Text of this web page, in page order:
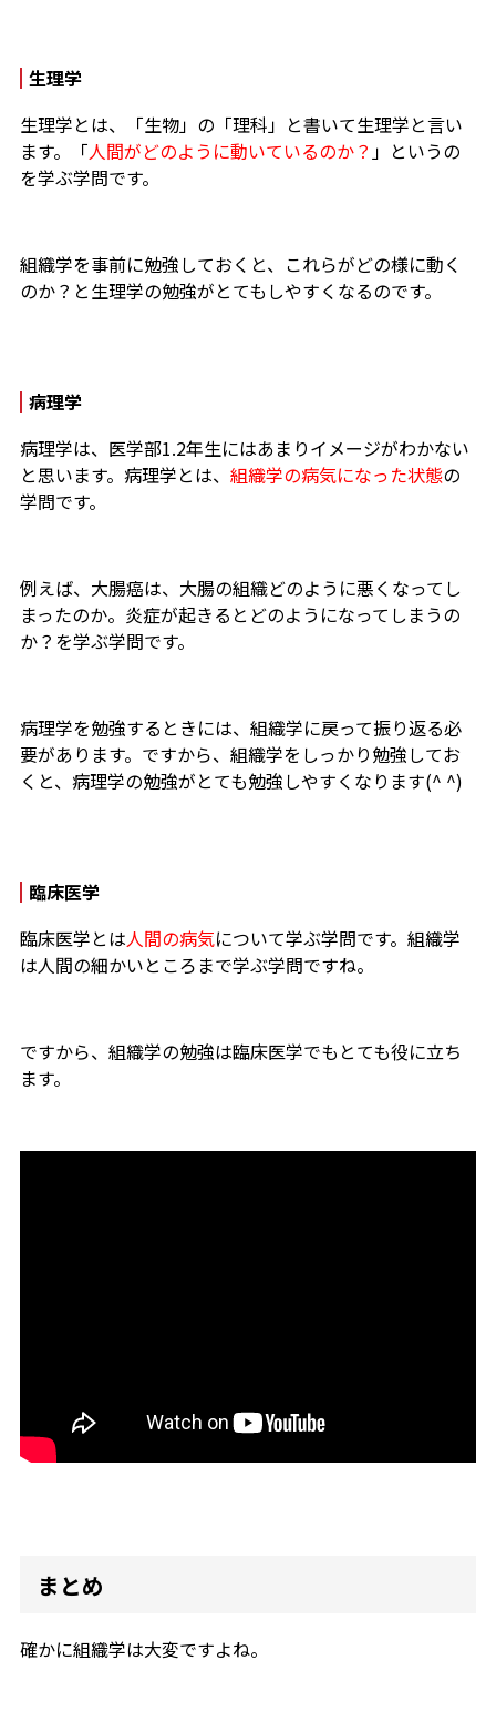
生理学
生理学とは、「生物」の「理科」と書いて生理学と言い
ます。「人間がどのように動いているのか？」というの
を学ぶ学問です。
組織学を事前に勉強しておくと、これらがどの様に動く
のか？と生理学の勉強がとてもしやすくなるのです。
病理学
病理学は、医学部1.2年生にはあまりイメージがわかない
と思います。病理学とは、 組織学の病気になった状態の
学問です。
例えば、大腸癌は、大腸の組織どのように悪くなってし
まったのか。炎症が起きるとどのようになってしまうの
か？を学ぶ学問です。
病理学を勉強するときには、組織学に戻って振り返る必
要があります。ですから、組織学をしっかり勉強してお
くと、病理学の勉強がとても勉強しやすくなります(^ ^)
臨床医学
臨床医学とは人間の病気について学ぶ学問です。組織学
は人間の細かいところまで学ぶ学問ですね。
ですから、組織学の勉強は臨床医学でもとても役に立ち
ます。
まとめ
確かに組織学は大変ですよね。